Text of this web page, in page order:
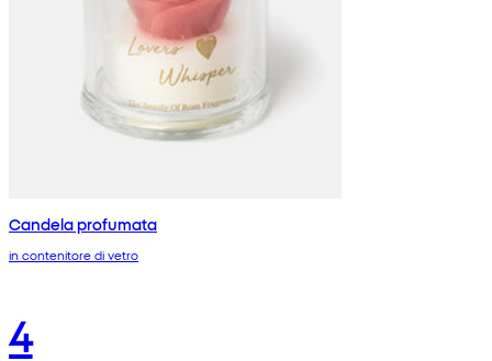
Candela profumata
in contenitore di vetro
4